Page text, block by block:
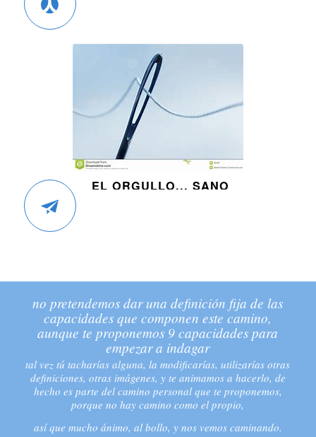
EL ORGULLO... SANO
no pretendemos dar una definición fija de las
capacidades que componen este camino,
aunque te proponemos 9 capacidades para
empezar a indagar
tal vez tú tacharías alguna, la modificarías, utilizarías otras
definiciones, otras imágenes, y te animamos a hacerlo, de
hecho es parte del camino personal que te proponemos,
porque no hay camino como el propio,
así que mucho ánimo, al bollo, y nos vemos caminando.